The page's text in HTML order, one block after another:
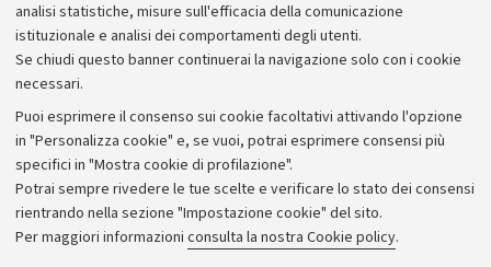
analisi statistiche, misure sull'efficacia della comunicazione
istituzionale e analisi dei comportamenti degli utenti.
Se chiudi questo banner continuerai la navigazione solo con i cookie
necessari.
Puoi esprimere il consenso sui cookie facoltativi attivando l'opzione
in "Personalizza cookie" e, se vuoi, potrai esprimere consensi più
specifici in "Mostra cookie di profilazione".
Potrai sempre rivedere le tue scelte e verificare lo stato dei consensi
rientrando nella sezione "Impostazione cookie" del sito.
Per maggiori informazioni consulta la nostra Cookie policy.
Archivio
Comunicati stampa
Redazione
Rassegna stampa